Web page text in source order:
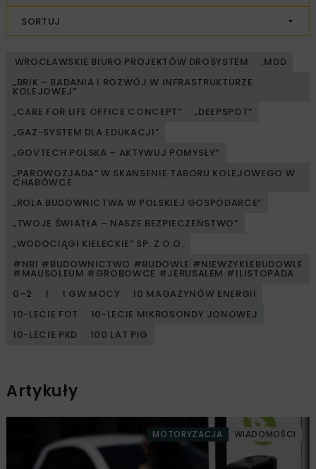
SORTUJ
WROCŁAWSKIE BIURO PROJEKTÓW DROSYSTEM
.MDD
„BRIK – BADANIA I ROZWÓJ W INFRASTRUKTURZE
KOLEJOWEJ”
„CARE FOR LIFE OFFICE CONCEPT”
„DEEPSPOT”
„GAZ-SYSTEM DLA EDUKACJI”
„GOVTECH POLSKA – AKTYWUJ POMYSŁY”
„PAROWOZJADA” W SKANSENIE TABORU KOLEJOWEGO W
CHABÓWCE
„ROLA BUDOWNICTWA W POLSKIEJ GOSPODARCE”
„TWOJE ŚWIATŁA – NASZE BEZPIECZEŃSTWO”
„WODOCIĄGI KIELECKIE” SP. Z O.O.
#NBI #BUDOWNICTWO #BUDOWLE #NIEWZYKŁEBUDOWLE
#MAUSOLEUM #GROBOWCE #JERUSALEM #1LISTOPADA
0–2
1 1 GW MOCY
10 MAGAZYNÓW ENERGII
10-LECIE FOT
10-LECIE MIKROSONDY JONOWEJ
10-LECIE PKD
100 LAT PIG
Artykuły
MOTORYZACJA WIADOMOŚCI